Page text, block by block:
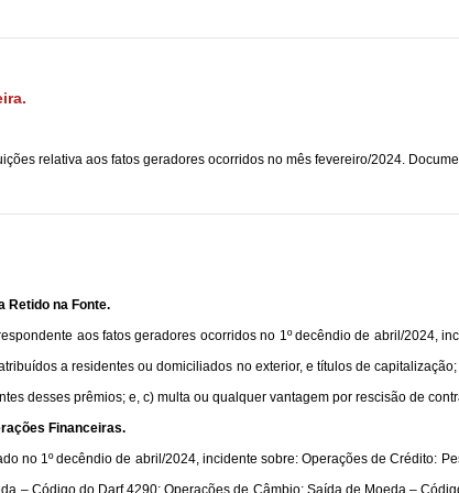
relativa aos fatos geradores ocorridos no mês fevereiro/2024.
Retido na Fonte.
aos fatos geradores ocorridos no 1º decêndio de abril/2024,
a residentes ou domiciliados no exterior, e títulos de
desses prêmios; e, c) multa ou qualquer vantagem por rescisão de
Financeiras.
no 1º decêndio de abril/2024, incidente sobre: Operações de Crédito:
– Código do Darf 4290; Operações de Câmbio: Saída de Moeda –